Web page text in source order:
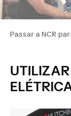
Passar a NCR